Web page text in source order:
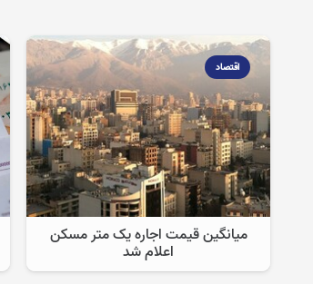
اقتصاد
میانگین قیمت اجاره یک متر مسکن
اعلام شد